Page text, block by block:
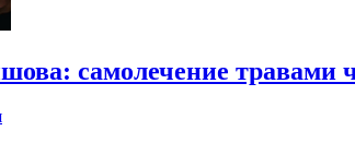
самолечение травами